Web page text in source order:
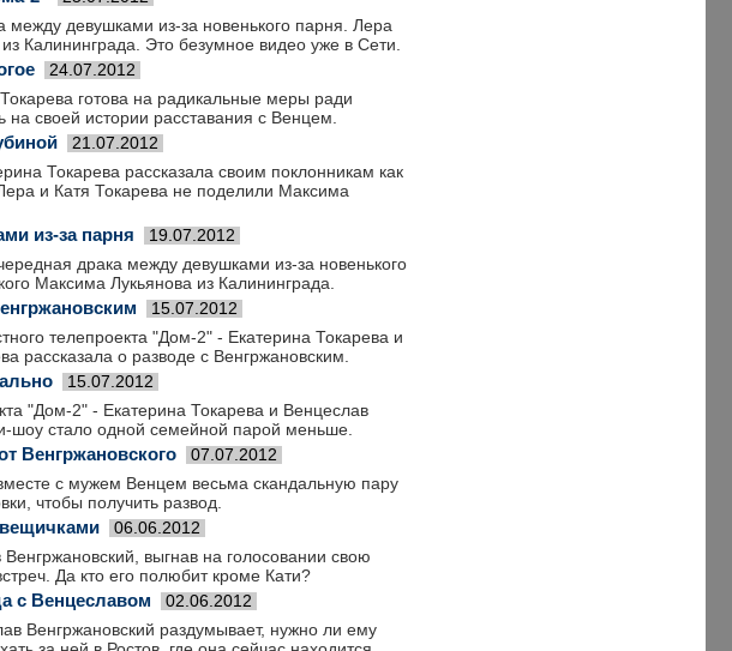
девушками из-за новенького парня. Лера
Калининграда. Это безумное видео уже в Сети.
24.07.2012
готова на радикальные меры ради
своей истории расставания с Венцем.
21.07.2012
Токарева рассказала своим поклонникам как
и Катя Токарева не поделили Максима
из-за парня 19.07.2012
драка между девушками из-за новенького
Максима Лукьянова из Калининграда.
15.07.2012
телепроекта "Дом-2" - Екатерина Токарева и
рассказала о разводе с Венгржановским.
15.07.2012
"Дом-2" - Екатерина Токарева и Венцеслав
шоу стало одной семейной парой меньше.
Венгржановского 07.07.2012
с мужем Венцем весьма скандальную пару
чтобы получить развод.
06.06.2012
выгнав на голосовании свою
Да кто его полюбит кроме Кати?
с Венцеславом 02.06.2012
Венгржановский раздумывает, нужно ли ему